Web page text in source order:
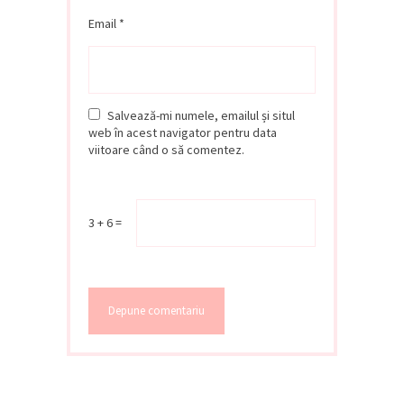
Email *
Salvează-mi numele, emailul și situl
web în acest navigator pentru data
viitoare când o să comentez.
3 + 6 =